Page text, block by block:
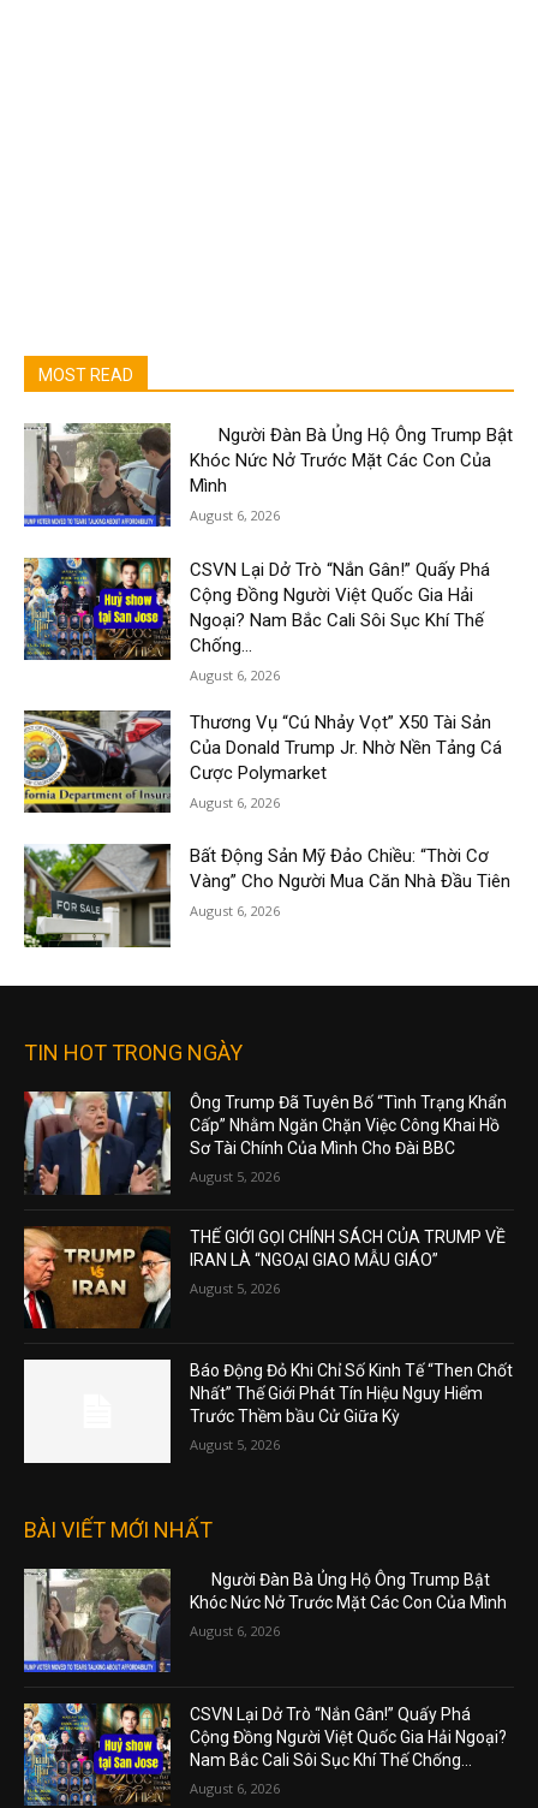
MOST READ
Người Đàn Bà Ủng Hộ Ông Trump Bật
Khóc Nức Nở Trước Mặt Các Con Của
Mình
August 6, 2026
CSVN Lại Dở Trò “Nắn Gân!” Quấy Phá
Cộng Đồng Người Việt Quốc Gia Hải
Ngoại? Nam Bắc Cali Sôi Sục Khí Thế
Chống...
August 6, 2026
Thương Vụ “Cú Nhảy Vọt” X50 Tài Sản
Của Donald Trump Jr. Nhờ Nền Tảng Cá
Cược Polymarket
August 6, 2026
Bất Động Sản Mỹ Đảo Chiều: “Thời Cơ
Vàng” Cho Người Mua Căn Nhà Đầu Tiên
August 6, 2026
TIN HOT TRONG NGÀY
Ông Trump Đã Tuyên Bố “Tình Trạng Khẩn
Cấp” Nhằm Ngăn Chặn Việc Công Khai Hồ
Sơ Tài Chính Của Mình Cho Đài BBC
August 5, 2026
THẾ GIỚI GỌI CHÍNH SÁCH CỦA TRUMP VỀ
IRAN LÀ “NGOẠI GIAO MẪU GIÁO”
August 5, 2026
Báo Động Đỏ Khi Chỉ Số Kinh Tế “Then Chốt
Nhất” Thế Giới Phát Tín Hiệu Nguy Hiểm
Trước Thềm bầu Cử Giữa Kỳ
August 5, 2026
BÀI VIẾT MỚI NHẤT
Người Đàn Bà Ủng Hộ Ông Trump Bật
Khóc Nức Nở Trước Mặt Các Con Của Mình
August 6, 2026
CSVN Lại Dở Trò “Nắn Gân!” Quấy Phá
Cộng Đồng Người Việt Quốc Gia Hải Ngoại?
Nam Bắc Cali Sôi Sục Khí Thế Chống...
August 6, 2026